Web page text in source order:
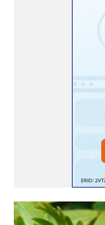
Только она хорошо
на удивление
взошли даже без
садовод советует
месяца, а место
самосевом в ней
сухие цветы и
весной прорастет
Прованса не любит
яму гравий и
Екатерина
пошли на
пусть лаванда
специально для
ВКОНТАКТЕ